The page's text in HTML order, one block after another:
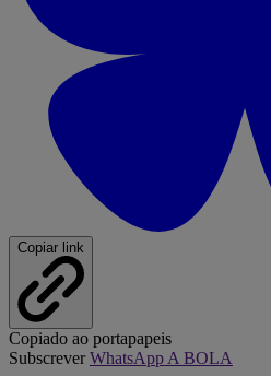
Copiar link
Copiado ao portapapeis
SubscreverWhatsApp A BOLA